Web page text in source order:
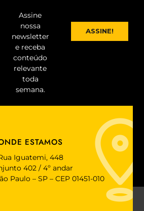
Assine
nossa
newsletter
e receba
conteúdo
relevante
toda
semana.
ASSINE!
ESTAMOS
Iguatemi, 448
402 / 4º andar
Paulo – SP – CEP 01451-010